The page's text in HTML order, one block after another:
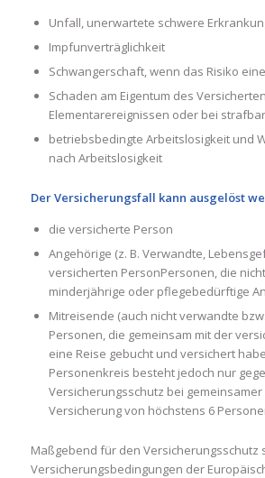
Unfall, unerwartete schwere
Impfunverträglichkeit
Schwangerschaft, wenn das Risiko
Schaden am Eigentum des
Elementarereignissen oder bei
betriebsbedingte Arbeitslosigkeit und
nach Arbeitslosigkeit
Der Versicherungsfall kann ausgelöst
die versicherte Person
Angehörige (z. B. Verwandte,
versicherten PersonPersonen, die
minderjährige oder pflegebedürftige
Mitreisende (auch nicht verwandte
Personen, die gemeinsam mit der
eine Reise gebucht und versichert
Personenkreis besteht jedoch nur
Versicherungsschutz bei gemeinsamer
Versicherung von höchstens 6
Maßgebend für den Versicherungsschutz
Versicherungsbedingungen der